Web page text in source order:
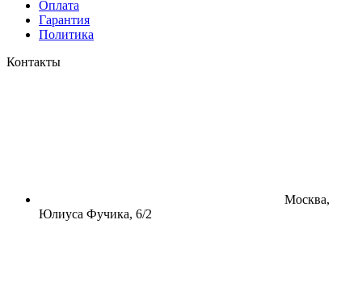
Оплата
Гарантия
Политика
Контакты
Москва,
Юлиуса Фучика, 6/2